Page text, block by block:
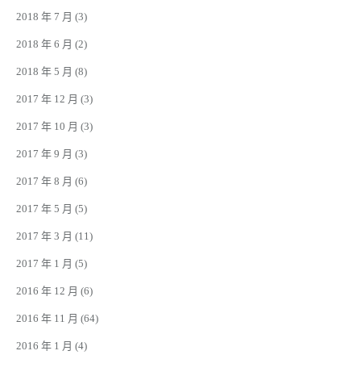
2018 年 7 月 (3)
2018 年 6 月 (2)
2018 年 5 月 (8)
2017 年 12 月 (3)
2017 年 10 月 (3)
2017 年 9 月 (3)
2017 年 8 月 (6)
2017 年 5 月 (5)
2017 年 3 月 (11)
2017 年 1 月 (5)
2016 年 12 月 (6)
2016 年 11 月 (64)
2016 年 1 月 (4)